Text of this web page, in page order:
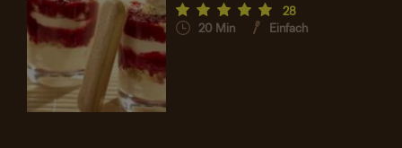
28
20 Min Einfach